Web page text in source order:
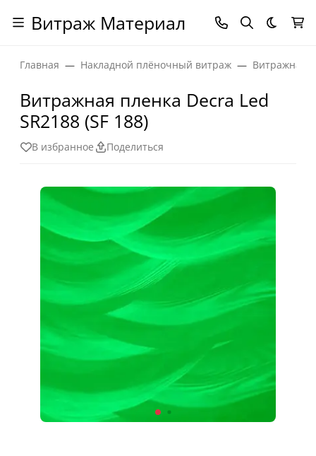
Витраж Материал Темная
Главная Накладной плёночный витраж Витражная
Витражная пленка Decra Led
SR2188 (SF 188)
В избранное Поделиться